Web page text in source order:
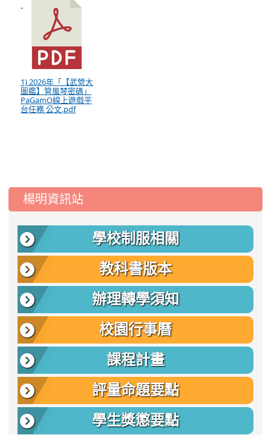
1) 2026年「【武營大
圖鑑】管風琴密碼」
PaGamO線上遊戲平
台任務 公文.pdf
::: 楊明資訊站
學校制服相關
教科書版本
辦理轉學須知
校園行事曆
課程計畫
評量命題要點
學生獎懲要點